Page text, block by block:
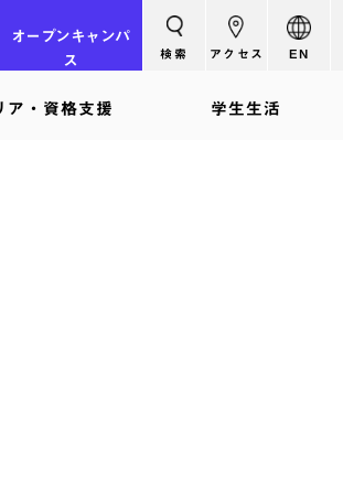
オープン キャンパ
ス
検索 アクセス EN
ア・資格支援 学生生活